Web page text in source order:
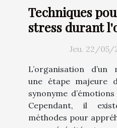
Techniques
stress durant
de son mariage
Jeu. 22/05/
L’organisation
une étape majeure
synonyme
Cependant, il
méthodes pour